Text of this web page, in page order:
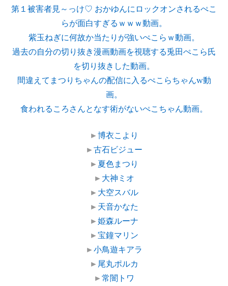
第１被害者見～っけ♡ おかゆんにロックオンされるぺこ
らが面白すぎるｗｗｗ動画。
紫玉ねぎに何故か当たりが強いぺこらｗ動画。
過去の自分の切り抜き漫画動画を視聴する兎田ぺこら氏
を切り抜きした動画。
間違えてまつりちゃんの配信に入るぺこらちゃんw動
画。
食われるころさんとなす術がないぺこちゃん動画。
►博衣こより
►古石ビジュー
► 夏色まつり
► 大神ミオ
► 大空スバル
► 天音かなた
►姫森ルーナ
►宝鐘マリン
►小鳥遊キアラ
► 尾丸ポルカ
►常闇トワ